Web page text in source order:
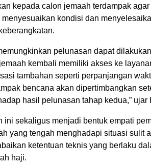
kepada calon jemaah terdampak
kondisi dan
pelunasan dapat
kembali memiliki akses ke
tambahan seperti perpanjangan
bencana akan dipertimbangkan
hasil pelunasan tahap kedua,” ujar
ini sekaligus menjadi bentuk empati
yang tengah menghadapi situasi sulit
ketentuan teknis yang berlaku
haji.